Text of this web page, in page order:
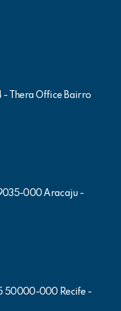
- Thera Office Bairro
000 Aracaju -
50000-000 Recife -